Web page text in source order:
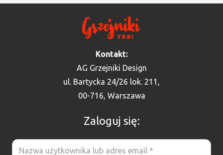
Kontakt:
AG Grzejniki Design
ul. Bartycka 24/26 lok. 211,
00-716, Warszawa
Zaloguj się: